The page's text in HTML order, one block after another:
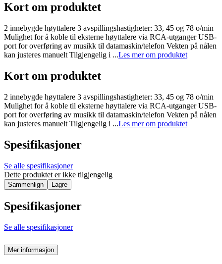
Kort om produktet
2 innebygde høyttalere 3 avspillingshastigheter: 33, 45 og 78 o/min
Mulighet for å koble til eksterne høyttalere via RCA-utganger USB-
port for overføring av musikk til datamaskin/telefon Vekten på nålen
kan justeres manuelt Tilgjengelig i ...Les mer om produktet
Kort om produktet
2 innebygde høyttalere 3 avspillingshastigheter: 33, 45 og 78 o/min
Mulighet for å koble til eksterne høyttalere via RCA-utganger USB-
port for overføring av musikk til datamaskin/telefon Vekten på nålen
kan justeres manuelt Tilgjengelig i ...Les mer om produktet
Spesifikasjoner
Se alle spesifikasjoner
Dette produktet er ikke tilgjengelig
Sammenlign Lagre
Spesifikasjoner
Se alle spesifikasjoner
Mer informasjon